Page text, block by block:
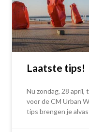
Laatste tips!
Nu zondag, 28 april,
voor de CM Urban
tips brengen je